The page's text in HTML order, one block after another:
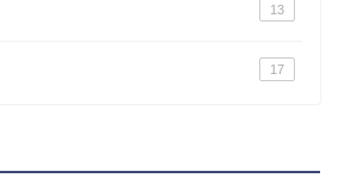
13
17